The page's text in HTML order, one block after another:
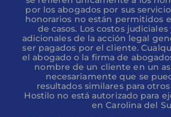
por los abogados por sus
honorarios no están permitidos
de casos. Los costos
adicionales de la acción legal
ser pagados por el cliente.
el abogado o la firma de
nombre de un cliente en un
necesariamente que se
resultados similares para
Hostilo no está autorizado para
en Carolina del